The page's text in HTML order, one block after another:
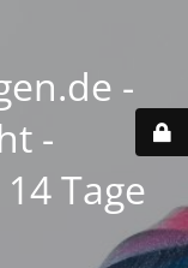
-
-
Tage